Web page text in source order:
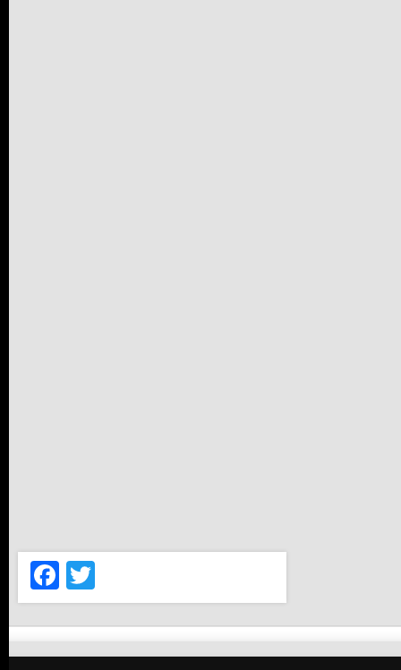
Facebook